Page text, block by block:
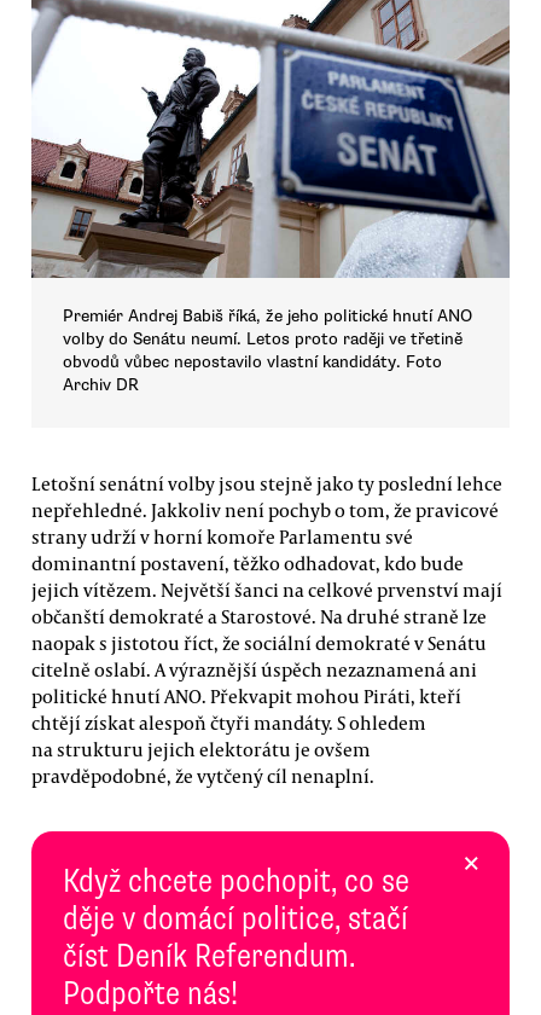
Premiér Andrej Babiš říká, že jeho politické hnutí ANO
volby do Senátu neumí. Letos proto raději ve třetině
obvodů vůbec nepostavilo vlastní kandidáty. Foto
Archiv DR
Letošní senátní volby jsou stejně jako ty poslední lehce
nepřehledné. Jakkoliv není pochyb o tom, že pravicové
strany udrží v horní komoře Parlamentu své
dominantní postavení, těžko odhadovat, kdo bude
jejich vítězem. Největší šanci na celkové prvenství mají
občanští demokraté a Starostové. Na druhé straně lze
naopak s jistotou říct, že sociální demokraté v Senátu
citelně oslabí. A výraznější úspěch nezaznamená ani
politické hnutí ANO. Překvapit mohou Piráti, kteří
chtějí získat alespoň čtyři mandáty. S ohledem
na strukturu jejich elektorátu je ovšem
pravděpodobné, že vytčený cíl nenaplní.
Když chcete pochopit, co se
děje v domácí politice, stačí
číst Deník Referendum.
Podpořte nás!
×